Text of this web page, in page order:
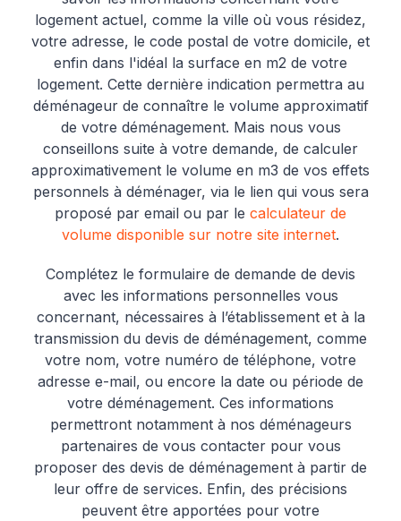
logement actuel, comme la ville où vous résidez,
votre adresse, le code postal de votre domicile, et
enfin dans l'idéal la surface en m2 de votre
logement. Cette dernière indication permettra au
déménageur de connaître le volume approximatif
de votre déménagement. Mais nous vous
conseillons suite à votre demande, de calculer
approximativement le volume en m3 de vos effets
personnels à déménager, via le lien qui vous sera
proposé par email ou par le calculateur de
volume disponible sur notre site internet.
Complétez le formulaire de demande de devis
avec les informations personnelles vous
concernant, nécessaires à l’établissement et à la
transmission du devis de déménagement, comme
votre nom, votre numéro de téléphone, votre
adresse e-mail, ou encore la date ou période de
votre déménagement. Ces informations
permettront notamment à nos déménageurs
partenaires de vous contacter pour vous
proposer des devis de déménagement à partir de
leur offre de services. Enfin, des précisions
peuvent être apportées pour votre